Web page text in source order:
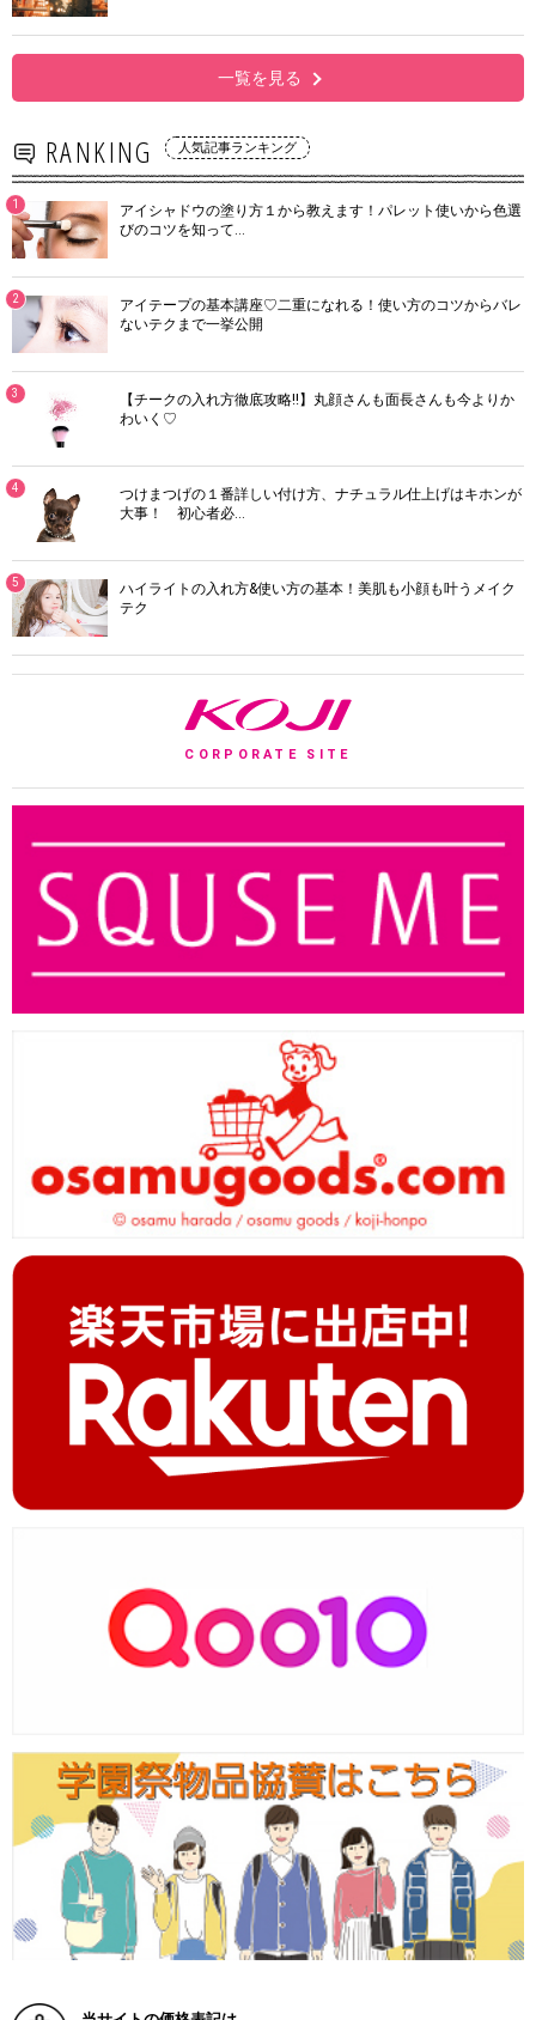
一覧を見る
RANKING 人気記事ランキング
1
アイシャドウの塗り方１から教えます！パレット使いから色選
びのコツを知って…
2
アイテープの基本講座♡二重になれる！使い方のコツからバレ
ないテクまで一挙公開
3
【チークの入れ方徹底攻略!!】丸顔さんも面長さんも今よりか
わいく♡
4
つけまつげの１番詳しい付け方、ナチュラル仕上げはキホンが
大事！ 初心者必…
5
ハイライトの入れ方&使い方の基本！美肌も小顔も叶うメイク
テク
CORPORATE SITE